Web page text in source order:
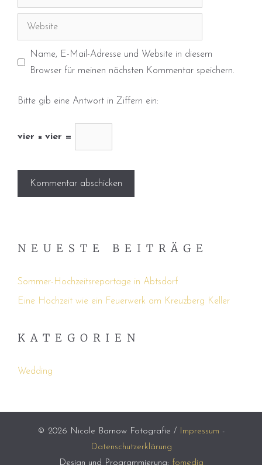
Adresse
Website
Name, E-Mail-Adresse und Website in diesem
Browser für meinen nächsten Kommentar speichern.
Bitte gib eine Antwort in Ziffern ein:
vier × vier =
NEUESTE BEITRÄGE
Sommer-Hochzeitsreportage in Abtsdorf
Eine Hochzeit wie ein Feuerwerk am Kreuzberg Keller
KATEGORIEN
Wedding
© 2026 Nicole Barnow Fotografie / Impressum -
Datenschutzerklärung
Design und Programmierung: fomedia